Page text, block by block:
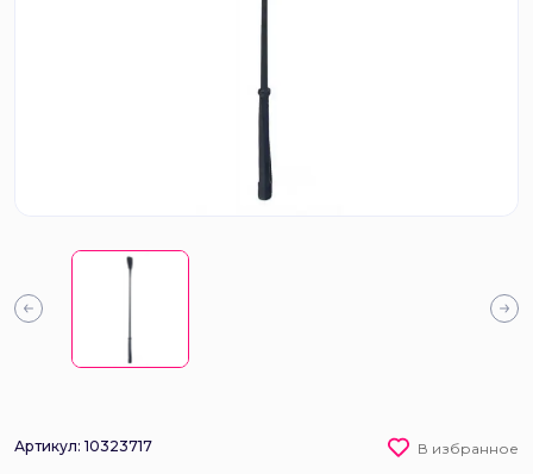
Артикул: 10323717 В избранное